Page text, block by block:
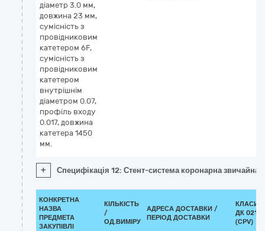
діаметр 3.0 мм,
довжина 23 мм,
сумісність з
провідниковим
катетером 6F,
сумісність з
провідниковим
катетером
внутрішнім
діаметром 0.07,
профіль входу
0.017, довжина
катетера 1450
мм.
+ Специфікація 12: Стент-система коронарна
КОНКРЕТНА
НАЗВА
ПРЕДМЕТА
ЗАКУПІВЛІ
КІЛЬКІСТЬ
/
ОД.ВИМІРУ
АДРЕСА ДОСТАВКИ /
ПЕРІОД ДОСТАВКИ
ДК
(CPV)